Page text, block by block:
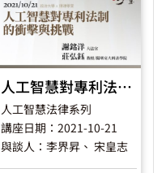
人工智慧對專利法制的衝擊與挑戰
人工智慧法律系列
講座日期：2021-10-21
與談人：李界昇 、 宋皇志